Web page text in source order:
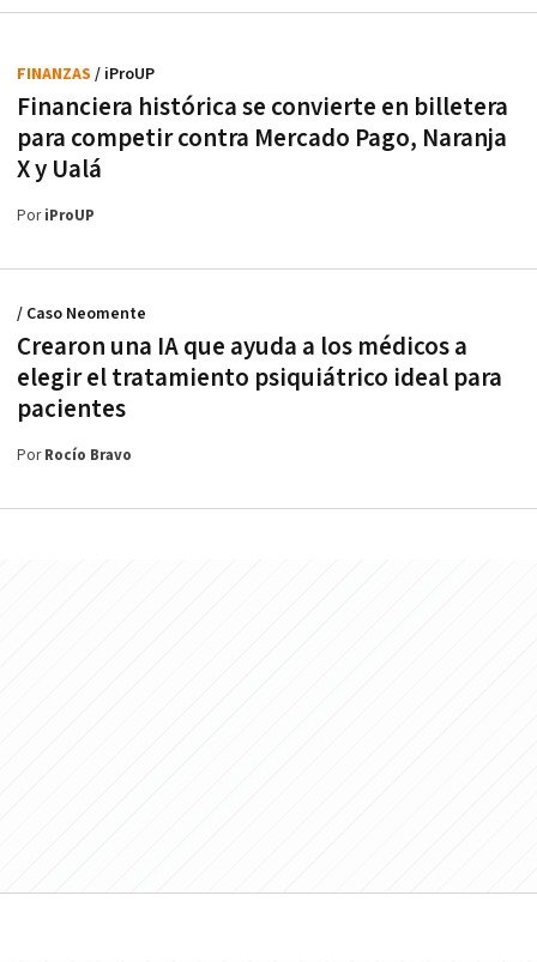
Financiera histórica se convierte en billetera
para competir contra Mercado Pago, Naranja
X y Ualá
FINANZAS / iProUP
PoriProUP
Crearon una IA que ayuda a los médicos a
elegir el tratamiento psiquiátrico ideal para
pacientes
/ Caso Neomente
PorRocío Bravo